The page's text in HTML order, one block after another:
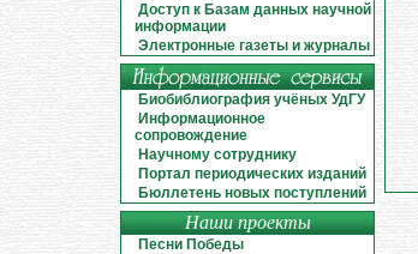
Доступ к Базам данных научной
информации
Электронные газеты и журналы
Биобиблиография учёных УдГУ
Информационное
сопровождение
Научному сотруднику
Портал периодических изданий
Бюллетень новых поступлений
Наши проекты
Песни Победы